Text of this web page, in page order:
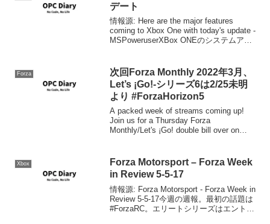
デート
情報源: Here are the major features
coming to Xbox One with today's update -
MSPoweruserXBox ONEのシステムアッ
Forza
次回Forza Monthly 2022年3月、
Let’s ¡Go!-シリーズ6は2/25未明
より #ForzaHorizon5
A packed week of streams coming up!
Join us for a Thursday Forza
Monthly/Let's ¡Go! double bill over on
Xbox
Forza Motorsport – Forza Week
in Review 5-5-17
情報源: Forza Motorsport - Forza Week in
Review 5-5-17今週の週報。最初の話題は
#ForzaRC。エリートシリーズはエントリ